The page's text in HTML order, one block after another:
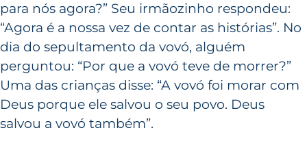
para nós agora?” Seu irmãozinho respondeu:
“Agora é a nossa vez de contar as histórias”. No
dia do sepultamento da vovó, alguém
perguntou: “Por que a vovó teve de morrer?”
Uma das crianças disse: “A vovó foi morar com
Deus porque ele salvou o seu povo. Deus
salvou a vovó também”.